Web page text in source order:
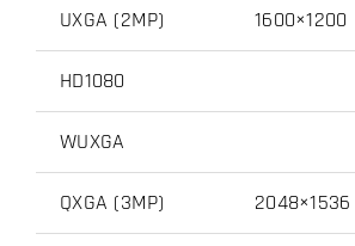
UXGA (2MP) 1600×1200
HD1080
WUXGA
QXGA (3MP) 2048×1536